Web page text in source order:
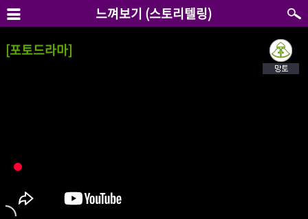
느껴보기 (스토리텔링)
[포토드라마]